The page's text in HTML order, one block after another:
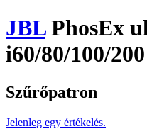
JBLPhosEx
i60/80/100/200
Szűrőpatron
Jelenleg egy értékelés.